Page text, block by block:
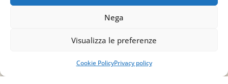
Nega
Visualizza le preferenze
Cookie PolicyPrivacy policy
Email